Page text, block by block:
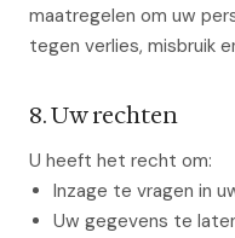
maatregelen om uw
tegen verlies, misbruik
8. Uw rechten
U heeft het recht om:
Inzage te vragen in
Uw gegevens te